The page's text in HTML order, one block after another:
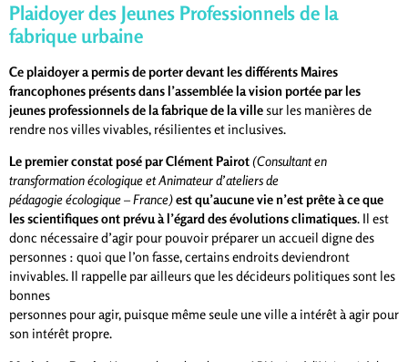
Plaidoyer des Jeunes Professionnels de la
fabrique urbaine
Ce plaidoyer a permis de porter devant les différents Maires
francophones présents dans l’assemblée la vision portée par les
jeunes professionnels de la fabrique de la ville sur les manières de
rendre nos villes vivables, résilientes et inclusives.
Le premier constat posé par Clément Pairot(Consultant en
transformation écologique et Animateur d’ateliers de
pédagogie écologique – France)est qu’aucune vie n’est prête à ce que
les scientifiques ont prévu à l’égard des évolutions climatiques. Il est
donc nécessaire d’agir pour pouvoir préparer un accueil digne des
personnes : quoi que l’on fasse, certains endroits deviendront
invivables. Il rappelle par ailleurs que les décideurs politiques sont les
bonnes
personnes pour agir, puisque même seule une ville a intérêt à agir pour
son intérêt propre.